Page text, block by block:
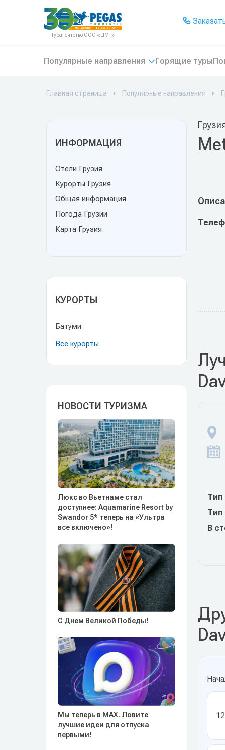
На главную
Турагентство ООО «ЦМТ»
Популярные направления Горящие туры
Главная страница Популярные направления
ИНФОРМАЦИЯ
Отели Грузия
Курорты Грузия
Общая информация
Погода Грузии
Карта Грузия
КУРОРТЫ
Батуми
Все курорты
НОВОСТИ ТУРИЗМА
Люкс во Вьетнаме стал
доступнее: Aquamarine Resort by
Swandor 5* теперь на «Ультра
все включено»!
С Днем Великой Победы!
Мы теперь в MAX. Ловите
лучшие идеи для отпуска
первыми!
Тип
В